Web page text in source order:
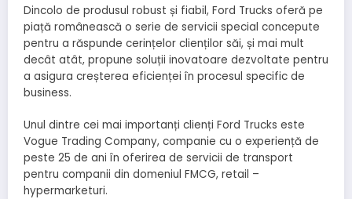
Dincolo de produsul robust și fiabil, Ford Trucks oferă pe
piață românească o serie de servicii special concepute
pentru a răspunde cerințelor clienților săi, și mai mult
decât atât, propune soluții inovatoare dezvoltate pentru
a asigura creșterea eficienței în procesul specific de
business.
Unul dintre cei mai importanți clienți Ford Trucks este
Vogue Trading Company, companie cu o experiență de
peste 25 de ani în oferirea de servicii de transport
pentru companii din domeniul FMCG, retail –
hypermarketuri.